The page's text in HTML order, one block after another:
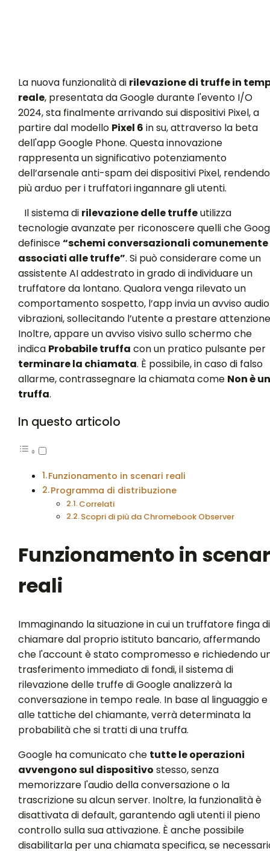
La nuova funzionalità di rilevazione di truffe in
reale, presentata da Google durante l'evento I/O
2024, sta finalmente arrivando sui dispositivi Pixel, a
partire dal modello Pixel 6 in su, attraverso la beta
dell'app Google Phone. Questa innovazione
rappresenta un significativo potenziamento
dell’arsenale anti-spam dei dispositivi Pixel, rendendo
più arduo per i truffatori ingannare gli utenti.
Il sistema di rilevazione delle truffeutilizza
tecnologie avanzate per riconoscere quelli che
definisce“schemi conversazionali comunemente
associati alle truffe”. Si può considerare come un
assistente AI addestrato in grado di individuare un
truffatore da lontano. Qualora venga rilevato un
comportamento sospetto, l’app invia un avviso
vibrazioni, sollecitando l’utente a prestare
Inoltre, appare un avviso visivo sullo schermo che
indica Probabile truffa con un pratico pulsante per
terminare la chiamata. È possibile, in caso di falso
allarme, contrassegnare la chiamata come Non è
truffa.
In questo articolo
Funzionamento in scenari reali
Programma di distribuzione
Correlati
Scopri di più da Chromebook Observer
Funzionamento in
reali
Immaginando la situazione in cui un truffatore finga di
chiamare dal proprio istituto bancario, affermando
che l'account è stato compromesso e richiedendo
trasferimento immediato di fondi, il sistema di
rilevazione delle truffe di Google analizzerà la
conversazione in tempo reale. In base al linguaggio e
alle tattiche del chiamante, verrà determinata la
probabilità che si tratti di una truffa.
Google ha comunicato che tutte le operazioni
avvengono sul dispositivo stesso, senza
memorizzare l'audio della conversazione o la
trascrizione su alcun server. Inoltre, la funzionalità è
disattivata di default, garantendo agli utenti il pieno
controllo sulla sua attivazione. È anche possibile
disabilitarla per una chiamata specifica, se